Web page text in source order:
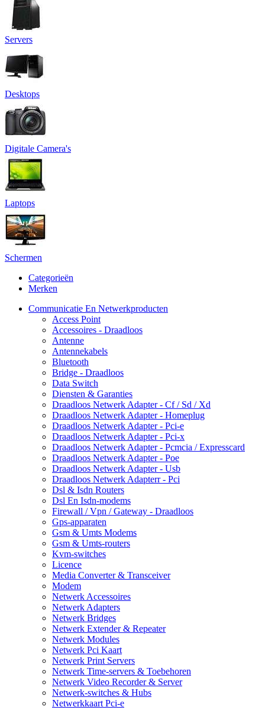
Servers
Desktops
Digitale Camera's
Laptops
Schermen
Categorieën
Merken
Communicatie En Netwerkproducten
Access Point
Accessoires - Draadloos
Antenne
Antennekabels
Bluetooth
Bridge - Draadloos
Data Switch
Diensten & Garanties
Draadloos Netwerk Adapter - Cf / Sd / Xd
Draadloos Netwerk Adapter - Homeplug
Draadloos Netwerk Adapter - Pci-e
Draadloos Netwerk Adapter - Pci-x
Draadloos Netwerk Adapter - Pcmcia / Expresscard
Draadloos Netwerk Adapter - Poe
Draadloos Netwerk Adapter - Usb
Draadloos Netwerk Adapterr - Pci
Dsl & Isdn Routers
Dsl En Isdn-modems
Firewall / Vpn / Gateway - Draadloos
Gps-apparaten
Gsm & Umts Modems
Gsm & Umts-routers
Kvm-switches
Licence
Media Converter & Transceiver
Modem
Netwerk Accessoires
Netwerk Adapters
Netwerk Bridges
Netwerk Extender & Repeater
Netwerk Modules
Netwerk Pci Kaart
Netwerk Print Servers
Netwerk Time-servers & Toebehoren
Netwerk Video Recorder & Server
Netwerk-switches & Hubs
Netwerkkaart Pci-e